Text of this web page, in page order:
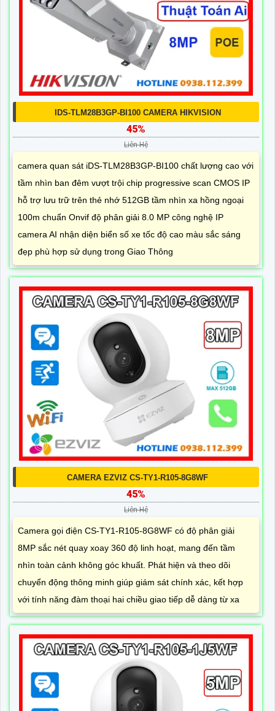
IDS-TLM28B3GP-BI100 CAMERA HIKVISION
45%
Liên Hệ
camera quan sát iDS-TLM28B3GP-BI100 chất lượng cao với
tầm nhìn ban đêm vượt trội chip progressive scan CMOS IP
hỗ trợ lưu trữ trên thẻ nhớ 512GB tầm nhìn xa hồng ngoại
100m chuẩn Onvif độ phân giải 8.0 MP công nghệ IP
camera AI nhận diện biển số xe tốc độ cao màu sắc sáng
đẹp phù hợp sử dụng trong Giao Thông
CAMERA EZVIZ CS-TY1-R105-8G8WF
45%
Liên Hệ
Camera gọi điện CS-TY1-R105-8G8WF có độ phân giải
8MP sắc nét quay xoay 360 độ linh hoạt, mang đến tầm
nhìn toàn cảnh không góc khuất. Phát hiện và theo dõi
chuyển động thông minh giúp giám sát chính xác, kết hợp
với tính năng đàm thoại hai chiều giao tiếp dễ dàng từ xa